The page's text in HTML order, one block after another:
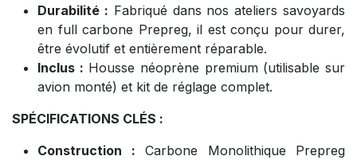
Durabilité : Fabriqué dans nos ateliers savoyards
en full carbone Prepreg, il est conçu pour durer,
être évolutif et entièrement réparable.
Inclus : Housse néoprène premium (utilisable sur
avion monté) et kit de réglage complet.
SPÉCIFICATIONS CLÉS :
Construction : Carbone Monolithique Prepreg